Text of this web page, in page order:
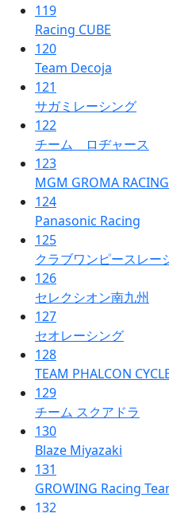
119
Racing CUBE
120
Team Decoja
121
サガミレーシング
122
チーム ロヂャース
123
MGM GROMA
124
Panasonic Racing
125
クラブワンピースレ
126
セレクシオン南九州
127
セオレーシング
128
TEAM PHALCON
129
チーム スクアドラ
130
Blaze Miyazaki
131
GROWING Racing
132